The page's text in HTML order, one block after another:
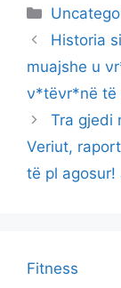
Historia
muajshe u
ν*tëνr*në të
Tra gjedi
Veriut,
të pl
Fitness